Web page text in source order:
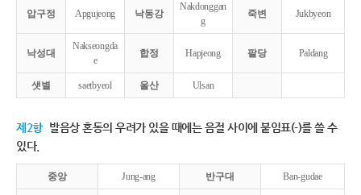
압구정 Apgujeong 낙동강
Nakdonggan
g
죽변 Jukbyeon
낙성대
Nakseongda
e
합정 Hapjeong 팔당 Paldang
샛별 saetbyeol 울산 Ulsan
제2항 발음상 혼동의 우려가 있을 때에는 음절 사이에 붙임표(-)를 쓸 수
있다.
중앙 Jung-ang 반구대 Ban-gudae